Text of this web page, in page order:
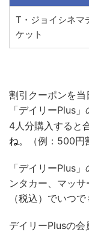
T・ジョイシネマ
ケット
割引クーポンを
「デイリーPlus
4人分購入すると
ね。（例：500円
「デイリーPlus
ンタカー、マッ
（税込） でいつで
デイリーPlusの会